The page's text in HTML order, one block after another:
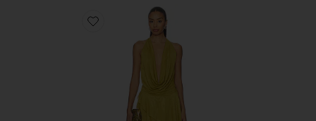
Favorite ПЛАТЬЕ KATSIA